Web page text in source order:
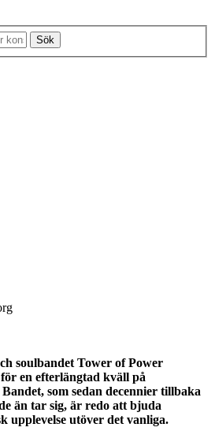
Sök
soulbandet Tower of Power
en efterlängtad kväll på
som sedan decennier tillbaka
än tar sig, är redo att bjuda
upplevelse utöver det vanliga.